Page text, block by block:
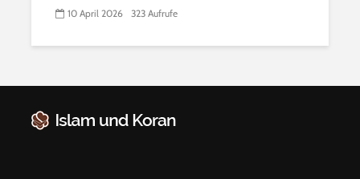
10 April 2026 323 Aufrufe